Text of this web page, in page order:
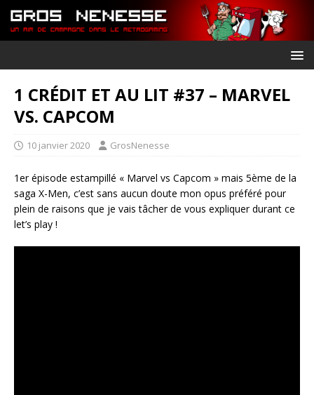
1 CRÉDIT ET AU LIT #37 – MARVEL
VS. CAPCOM
10 janvier 2020 GrosNenesse
1er épisode estampillé « Marvel vs Capcom » mais 5ème de la
saga X-Men, c’est sans aucun doute mon opus préféré pour
plein de raisons que je vais tâcher de vous expliquer durant ce
let’s play !